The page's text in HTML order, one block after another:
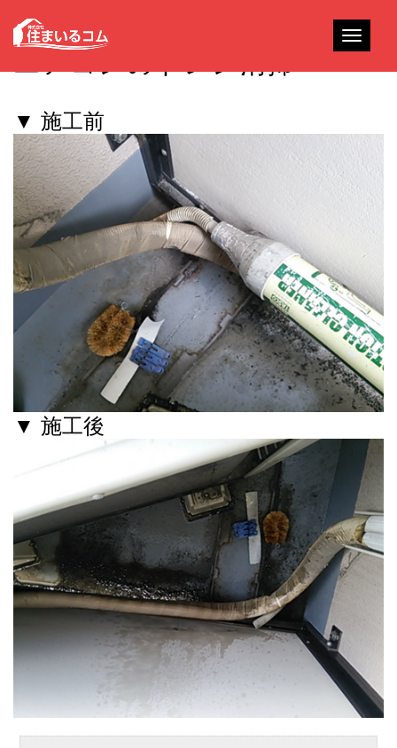
Toggle
エアコンのドレン清掃
▼ 施工前
▼ 施工後